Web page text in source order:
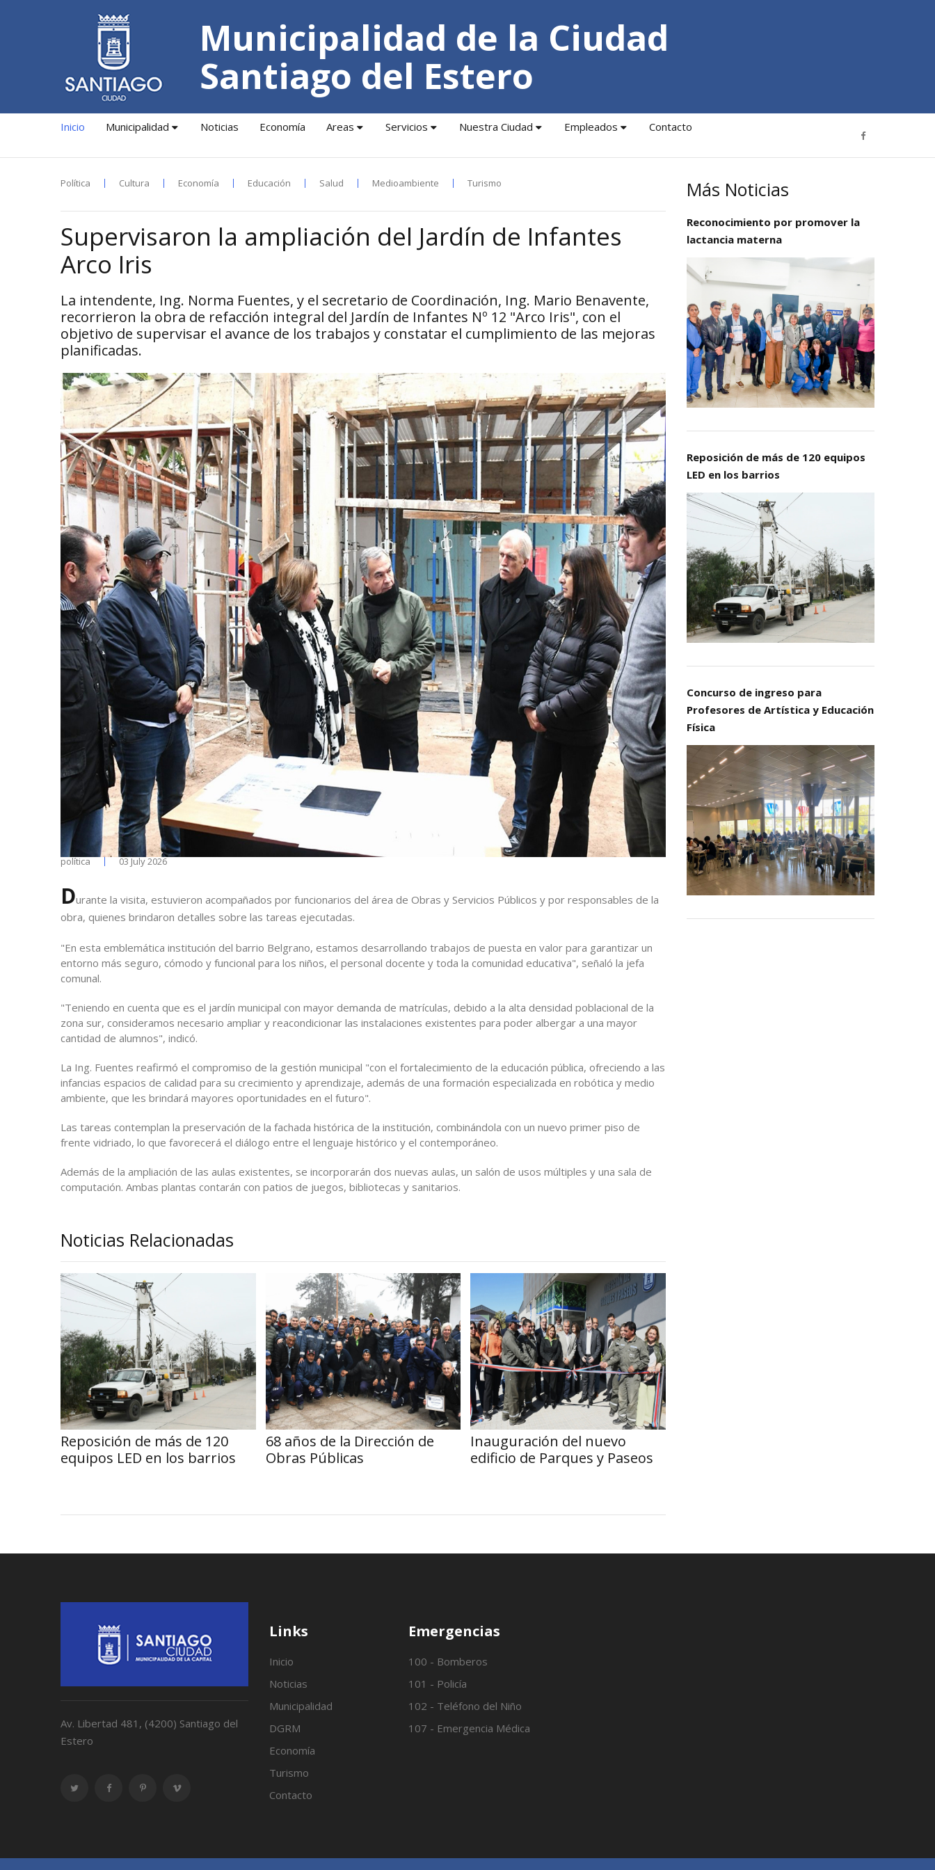
Municipalidad de la Ciudad
Santiago del Estero
Inicio Municipalidad Noticias Economía Areas Servicios Nuestra Ciudad Empleados Contacto
Política Cultura Economía Educación Salud Medioambiente Turismo
Supervisaron la ampliación del Jardín de Infantes
Arco Iris
La intendente, Ing. Norma Fuentes, y el secretario de Coordinación, Ing. Mario Benavente,
recorrieron la obra de refacción integral del Jardín de Infantes Nº 12 "Arco Iris", con el
objetivo de supervisar el avance de los trabajos y constatar el cumplimiento de las mejoras
planificadas.
política 03 July 2026
Durante la visita, estuvieron acompañados por funcionarios del área de Obras y Servicios Públicos y por responsables de la
obra, quienes brindaron detalles sobre las tareas ejecutadas.
"En esta emblemática institución del barrio Belgrano, estamos desarrollando trabajos de puesta en valor para garantizar un
entorno más seguro, cómodo y funcional para los niños, el personal docente y toda la comunidad educativa", señaló la jefa
comunal.
"Teniendo en cuenta que es el jardín municipal con mayor demanda de matrículas, debido a la alta densidad poblacional de la
zona sur, consideramos necesario ampliar y reacondicionar las instalaciones existentes para poder albergar a una mayor
cantidad de alumnos", indicó.
La Ing. Fuentes reafirmó el compromiso de la gestión municipal "con el fortalecimiento de la educación pública, ofreciendo a las
infancias espacios de calidad para su crecimiento y aprendizaje, además de una formación especializada en robótica y medio
ambiente, que les brindará mayores oportunidades en el futuro".
Las tareas contemplan la preservación de la fachada histórica de la institución, combinándola con un nuevo primer piso de
frente vidriado, lo que favorecerá el diálogo entre el lenguaje histórico y el contemporáneo.
Además de la ampliación de las aulas existentes, se incorporarán dos nuevas aulas, un salón de usos múltiples y una sala de
computación. Ambas plantas contarán con patios de juegos, bibliotecas y sanitarios.
Noticias Relacionadas
Reposición de más de 120
equipos LED en los barrios
68 años de la Dirección de
Obras Públicas
Inauguración del nuevo
edificio de Parques y Paseos
Más Noticias
Reconocimiento por promover la
lactancia materna
Reposición de más de 120 equipos
LED en los barrios
Concurso de ingreso para
Profesores de Artística y Educación
Física
Av. Libertad 481, (4200) Santiago del
Estero
Links
Inicio
Noticias
Municipalidad
DGRM
Economía
Turismo
Contacto
Emergencias
100 - Bomberos
101 - Policía
102 - Teléfono del Niño
107 - Emergencia Médica